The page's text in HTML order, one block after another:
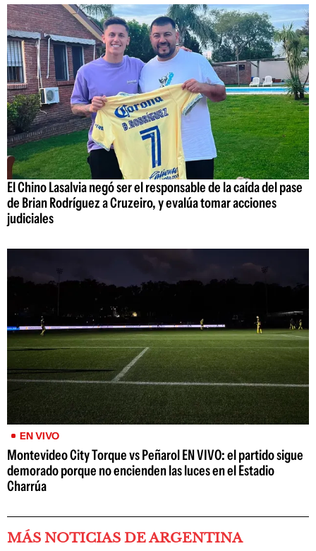
El Chino Lasalvia negó ser el responsable de la caída del pase
de Brian Rodríguez a Cruzeiro, y evalúa tomar acciones
judiciales
EN VIVO
Montevideo City Torque vs Peñarol EN VIVO: el partido sigue
demorado porque no encienden las luces en el Estadio
Charrúa
MÁS NOTICIAS DE ARGENTINA